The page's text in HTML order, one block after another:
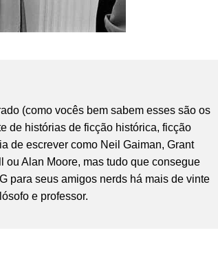
(como vocês bem sabem esses são os
de histórias de ficção histórica, ficção
de escrever como Neil Gaiman, Grant
ou Alan Moore, mas tudo que consegue
para seus amigos nerds há mais de vinte
e professor.